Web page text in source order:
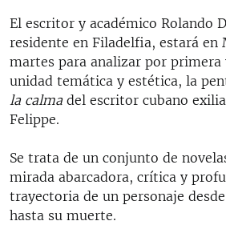
LOS SANTOS DE HIALEAH
DESINFORMACIÓN RUSA EN
LA INVASIÓN DE RUSIA A UCRANIA
El escritor y académico Rolando
residente en Filadelfia, estará
martes para analizar por primera
unidad temática y estética, la
la calma del escritor cubano
Felippe.
Se trata de un conjunto de
mirada abarcadora, crítica y
trayectoria de un personaje
hasta su muerte.